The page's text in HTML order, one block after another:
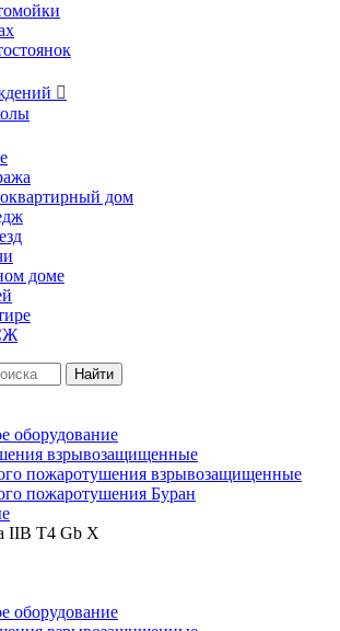

дом
доме
Найти
оборудование
взрывозащищенные
пожаротушения взрывозащищенные
пожаротушения Буран
IIB T4 Gb X
оборудование